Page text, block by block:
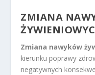
ZMIANA
Zmiana nawyków
kierunku poprawy
negatywnych